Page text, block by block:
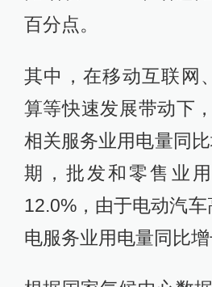
百分点。
其中，在移动互联网
算等快速发展带动下
相关服务业用电量同
期，批发和零售业
12.0%，由于电动汽
电服务业用电量同比增